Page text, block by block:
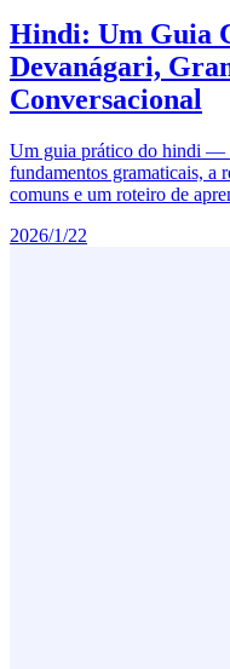
Hindi: Um Guia
Devanágari,
Conversacional
Um guia prático do hindi —
fundamentos gramaticais, a
comuns e um roteiro de
2026/1/22